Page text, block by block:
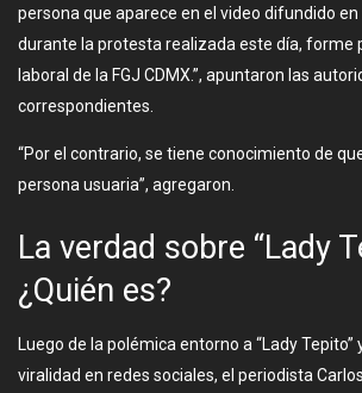
persona que aparece en el video difundido
durante la protesta realizada este día, forme
laboral de la FGJ CDMX.”, apuntaron las
correspondientes.
“Por el contrario, se tiene conocimiento de
persona usuaria”, agregaron.
La verdad sobre “Lady
¿Quién es?
Luego de la polémica entorno a “Lady Tepito”
viralidad en redes sociales, el periodista